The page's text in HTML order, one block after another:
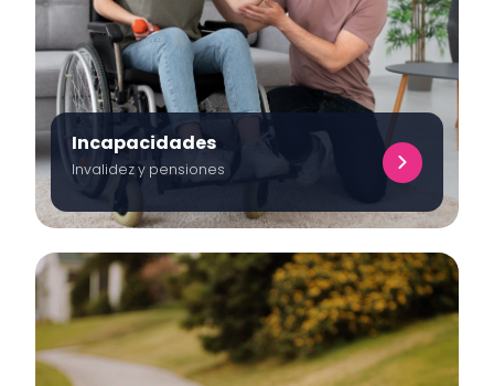
Incapacidades
Invalidez y pensiones